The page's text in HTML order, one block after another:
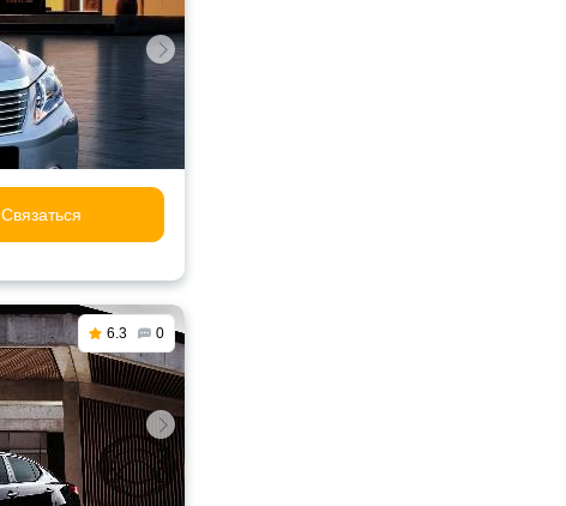
Связаться
6.3 0